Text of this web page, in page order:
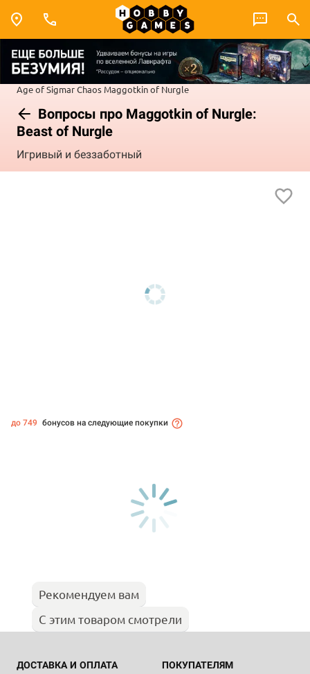
Age of SigmarChaos Maggotkin of Nurgle
Вопросы про Maggotkin of Nurgle:
Beast of Nurgle
Игривый и беззаботный
до 749 бонусов на следующие покупки
Рекомендуем вам
С этим товаром смотрели
ДОСТАВКА И ОПЛАТА ПОКУПАТЕЛЯМ